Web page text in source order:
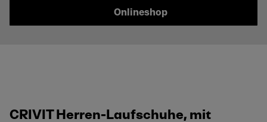
Onlineshop
CRIVIT Herren-Laufschuhe, mit